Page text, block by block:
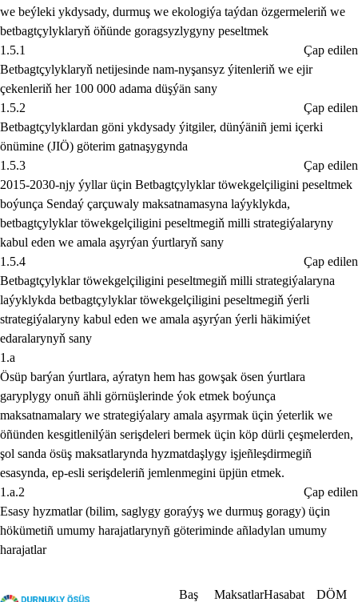
we beýleki ykdysady, durmuş we ekologiýa taýdan özgermeleriň we
betbagtçylyklaryň öňünde goragsyzlygyny peseltmek
1.5.1
Çap edilen
Betbagtçylyklaryň netijesinde nam-nyşansyz ýitenleriň we ejir
çekenleriň her 100 000 adama düşýän sany
1.5.2
Çap edilen
Betbagtçylyklardan göni ykdysady ýitgiler, dünýäniñ jemi içerki
önümine (JIÖ) göterim gatnaşygynda
1.5.3
Çap edilen
2015-2030-njy ýyllar üçin Betbagtçylyklar töwekgelçiligini peseltmek
boýunça Sendaý çarçuwaly maksatnamasyna laýyklykda,
betbagtçylyklar töwekgelçiligini peseltmegiň milli strategiýalaryny
kabul eden we amala aşyrýan ýurtlaryň sany
1.5.4
Çap edilen
Betbagtçylyklar töwekgelçiligini peseltmegiň milli strategiýalaryna
laýyklykda betbagtçylyklar töwekgelçiligini peseltmegiň ýerli
strategiýalaryny kabul eden we amala aşyrýan ýerli häkimiýet
edaralarynyň sany
1.a
Ösüp barýan ýurtlara, aýratyn hem has gowşak ösen ýurtlara
garyplygy onuñ ähli görnüşlerinde ýok etmek boýunça
maksatnamalary we strategiýalary amala aşyrmak üçin ýeterlik we
öñünden kesgitlenilýän serişdeleri bermek üçin köp dürli çeşmelerden,
şol sanda ösüş maksatlarynda hyzmatdaşlygy işjeñleşdirmegiñ
esasynda, ep-esli serişdeleriñ jemlenmegini üpjün etmek.
1.a.2
Çap edilen
Esasy hyzmatlar (bilim, saglygy goraýyş we durmuş goragy) üçin
hökümetiñ umumy harajatlarynyñ göteriminde añladylan umumy
harajatlar
Baş
MaksatlarHasabat
DÖM